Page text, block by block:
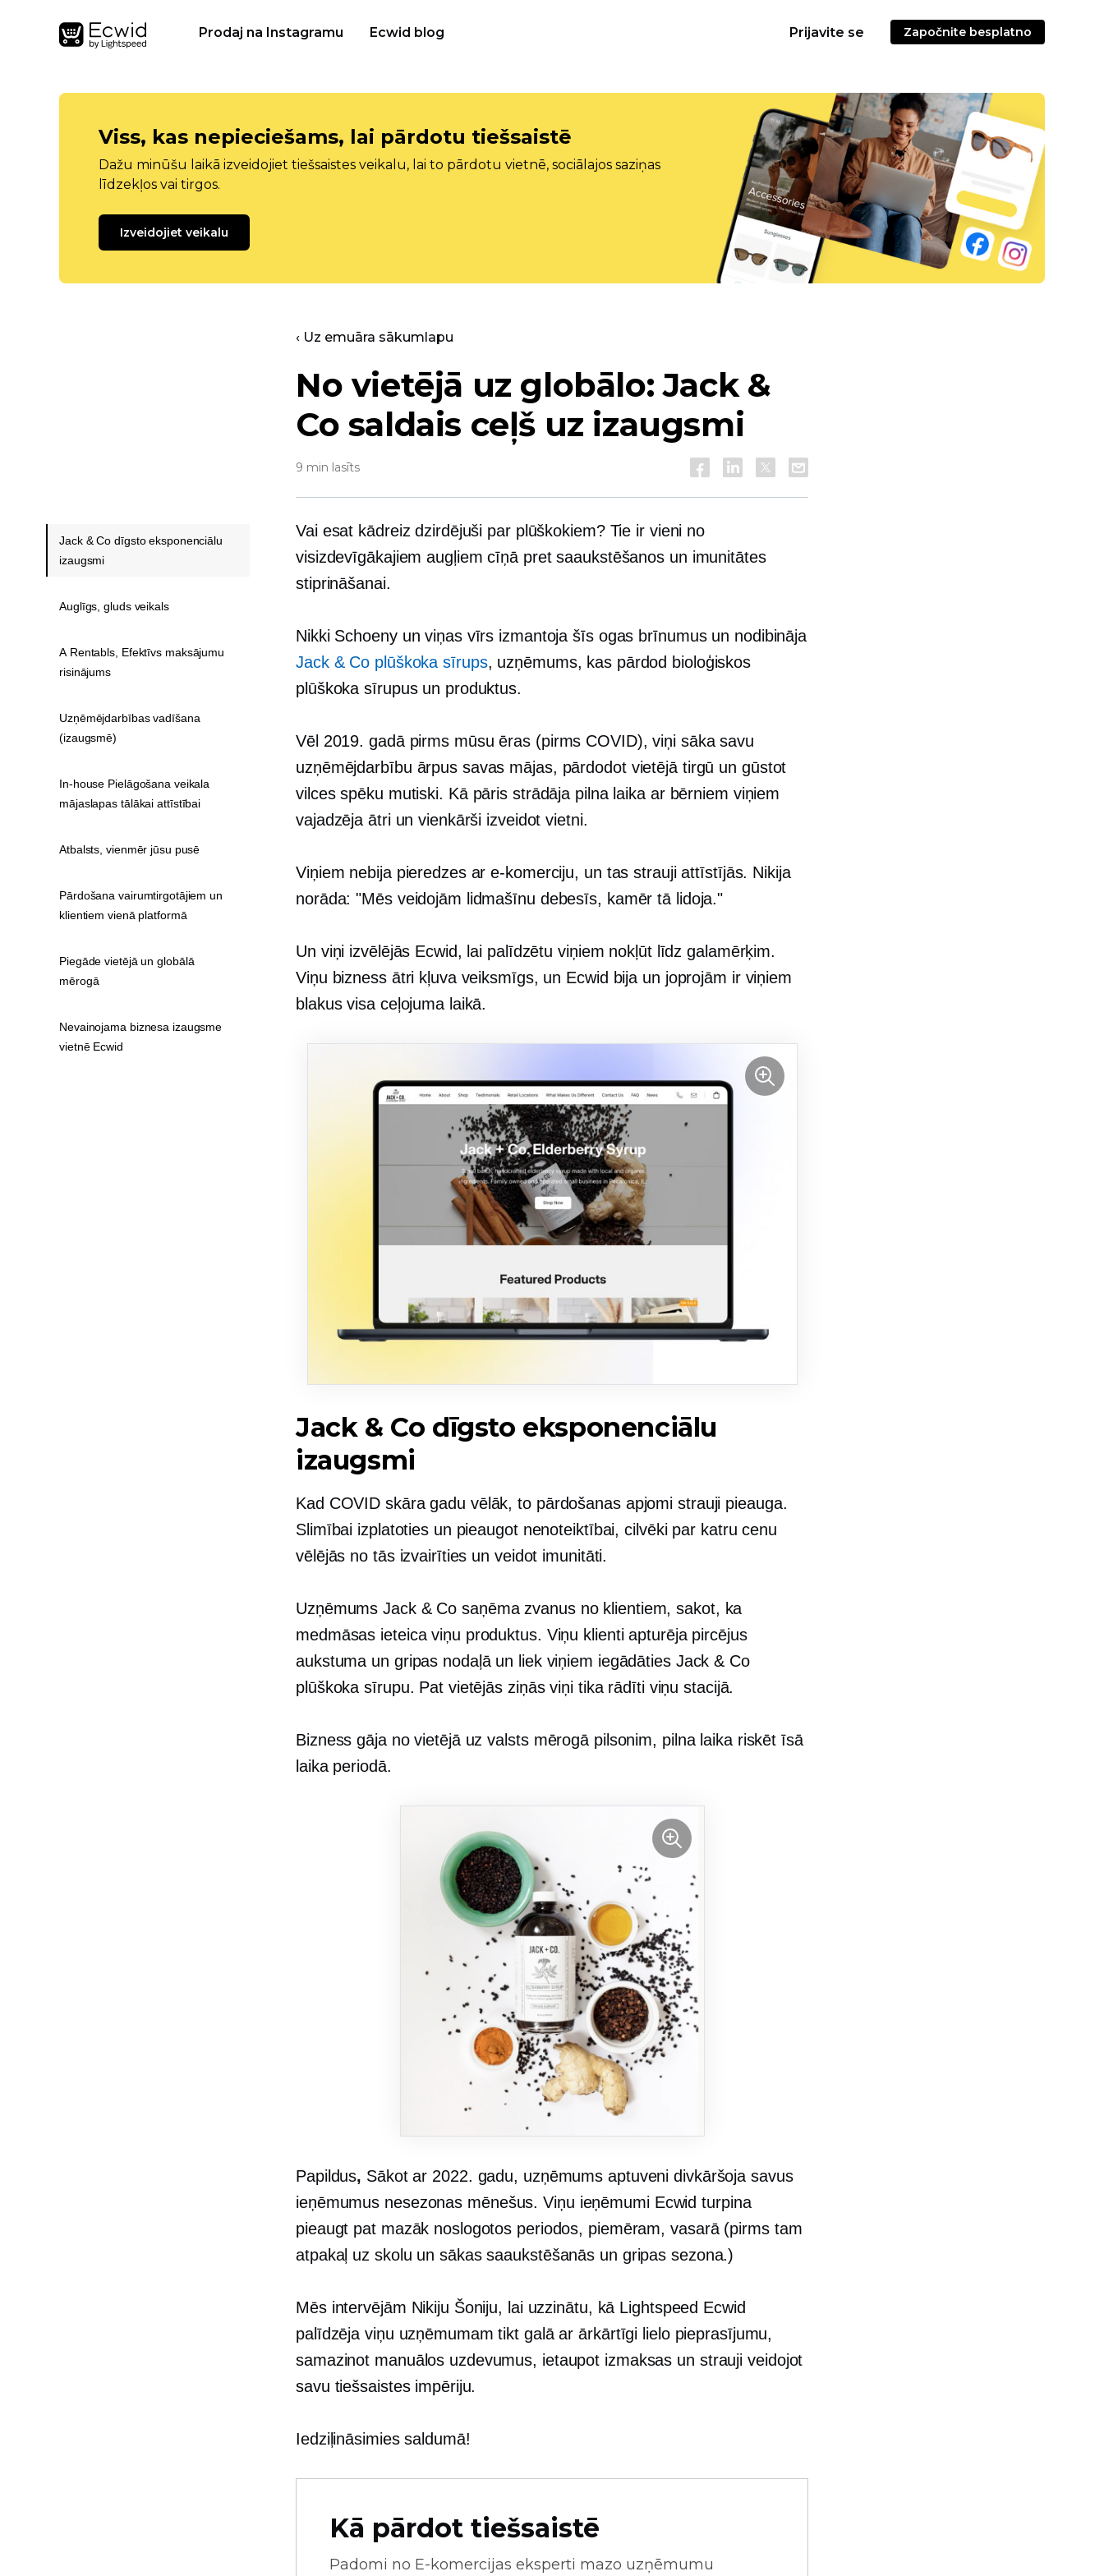
Prodaj na Instagramu Ecwid blog Prijavite se Započnite besplatno
Viss, kas nepieciešams, lai pārdotu tiešsaistē
Dažu minūšu laikā izveidojiet tiešsaistes veikalu, lai to pārdotu vietnē, sociālajos saziņas
līdzekļos vai tirgos.
Izveidojiet veikalu
‹ Uz emuāra sākumlapu
No vietējā uz globālo: Jack &
Co saldais ceļš uz izaugsmi
9 min lasīts
Vai esat kādreiz dzirdējuši par plūškokiem? Tie ir vieni no
visizdevīgākajiem augļiem cīņā pret saaukstēšanos un imunitātes
stiprināšanai.
Nikki Schoeny un viņas vīrs izmantoja šīs ogas brīnumus un nodibināja
Jack & Co plūškoka sīrups, uzņēmums, kas pārdod bioloģiskos
plūškoka sīrupus un produktus.
Vēl 2019. gadā pirms mūsu ēras (pirms COVID), viņi sāka savu
uzņēmējdarbību ārpus savas mājas, pārdodot vietējā tirgū un gūstot
vilces spēku mutiski. Kā pāris strādāja pilna laikaar bērniem viņiem
vajadzēja ātri un vienkārši izveidot vietni.
Viņiem nebija pieredzes ar e-komerciju, un tas strauji attīstījās. Nikija
norāda: "Mēs veidojām lidmašīnu debesīs, kamēr tā lidoja."
Un viņi izvēlējās Ecwid, lai palīdzētu viņiem nokļūt līdz galamērķim.
Viņu bizness ātri kļuva veiksmīgs, un Ecwid bija un joprojām ir viņiem
blakus visa ceļojuma laikā.
Jack & Co dīgsto eksponenciālu
izaugsmi
Kad COVID skāra gadu vēlāk, to pārdošanas apjomi strauji pieauga.
Slimībai izplatoties un pieaugot nenoteiktībai, cilvēki par katru cenu
vēlējās no tās izvairīties un veidot imunitāti.
Uzņēmums Jack & Co saņēma zvanus no klientiem, sakot, ka
medmāsas ieteica viņu produktus. Viņu klienti apturēja pircējus
aukstuma un gripas nodaļā un liek viņiem iegādāties Jack & Co
plūškoka sīrupu. Pat vietējās ziņās viņi tika rādīti viņu stacijā.
Bizness gāja no vietējā uzvalsts mērogā pilsonim, pilna laikariskēt īsā
laika periodā.
Papildus, Sākot ar 2022. gadu, uzņēmums aptuveni divkāršoja savus
ieņēmumus nesezonas mēnešus. Viņu ieņēmumi Ecwid turpina
pieaugt pat mazāk noslogotos periodos, piemēram, vasarā (pirms tam
atpakaļ uz skolu un sākas saaukstēšanās un gripas sezona.)
Mēs intervējām Nikiju Šoniju, lai uzzinātu, kā Lightspeed Ecwid
palīdzēja viņu uzņēmumam tikt galā ar ārkārtīgi lielo pieprasījumu,
samazinot manuālos uzdevumus, ietaupot izmaksas un strauji veidojot
savu tiešsaistes impēriju.
Iedziļināsimies saldumā!
Kā pārdot tiešsaistē
Padomi no E-komercijas eksperti mazo uzņēmumu
Jack & Co dīgsto eksponenciālu
izaugsmi
Auglīgs, gluds veikals
A Rentabls, Efektīvs maksājumu
risinājums
Uzņēmējdarbības vadīšana
(izaugsmē)
In-house Pielāgošana veikala
mājaslapas tālākai attīstībai
Atbalsts, vienmēr jūsu pusē
Pārdošana vairumtirgotājiem un
klientiem vienā platformā
Piegāde vietējā un globālā
mērogā
Nevainojama biznesa izaugsme
vietnē Ecwid